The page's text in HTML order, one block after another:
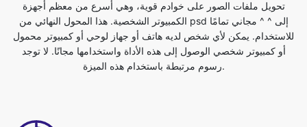
رسوم مرتبطة باستخدام هذه الميزة.